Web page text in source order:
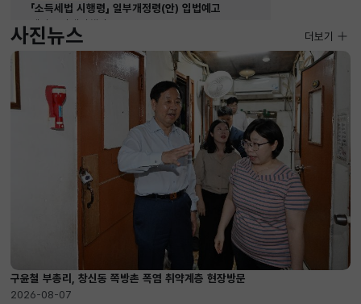
「소득세법 시행령」 일부개정령(안) 입법예고
재산소비세정책관
2026-08-07 ~ 2026-09-10
사진뉴스
구윤철 부총리, 창신동 쪽방촌 폭염 취약계층 현장방문
2026-08-07
사진뉴스
더보기